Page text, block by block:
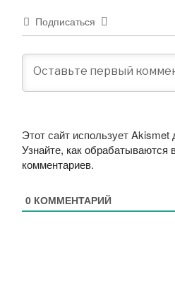
Подписаться
Этот сайт использует
Узнайте, как
комментариев.
0 КОММЕНТАРИЙ